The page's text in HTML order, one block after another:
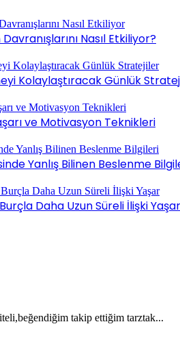
Nasıl Etkiliyor?
Kolaylaştıracak Günlük
ve Motivasyon Teknikleri
Yanlış Bilinen Beslenme
Daha Uzun Süreli İlişki
takip ettiğim tarztak...